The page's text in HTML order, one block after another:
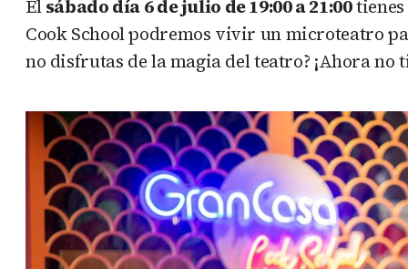
Elsábado día 6 de julio de 19:00 a 21:00tienes
Cook School podremos vivir un microteatro
no disfrutas de la magia del teatro? ¡Ahora no